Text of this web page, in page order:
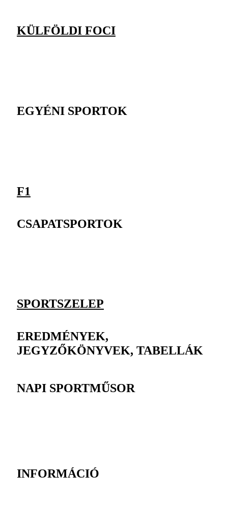
KÜLFÖLDI FOCI
EGYÉNI SPORTOK
F1
CSAPATSPORTOK
SPORTSZELEP
EREDMÉNYEK,
JEGYZŐKÖNYVEK, TABELLÁK
NAPI SPORTMŰSOR
INFORMÁCIÓ